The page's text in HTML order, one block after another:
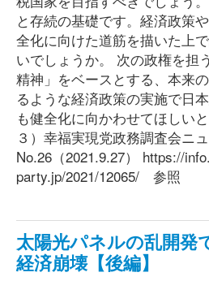
と存続の基礎です。経済政策
全化に向けた道筋を描いた上
いでしょうか。 次の政権を担
精神」をベースとする、本来
るような経済政策の実施で日
も健全化に向かわせてほしい
３）幸福実現党政務調査会ニ
No.26（2021.9.27） https://
party.jp/2021/12065/ 参照
太陽光パネルの乱開発
経済崩壊【後編】